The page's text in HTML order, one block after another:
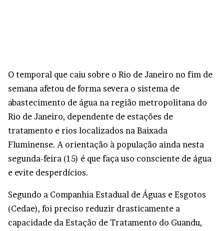
O temporal que caiu sobre o Rio de Janeiro no fim de
semana afetou de forma severa o sistema de
abastecimento de água na região metropolitana do
Rio de Janeiro, dependente de estações de
tratamento e rios localizados na Baixada
Fluminense. A orientação à população ainda nesta
segunda-feira (15) é que faça uso consciente de água
e evite desperdícios.
Segundo a Companhia Estadual de Águas e Esgotos
(Cedae), foi preciso reduzir drasticamente a
capacidade da Estação de Tratamento do Guandu,